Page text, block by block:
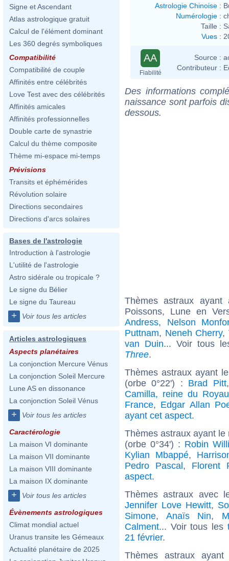
Signe et Ascendant
Atlas astrologique gratuit
Calcul de l'élément dominant
Les 360 degrés symboliques
Compatibilité
Compatibilité de couple
Affinités entre célébrités
Love Test avec des célébrités
Affinités amicales
Affinités professionnelles
Double carte de synastrie
Calcul du thème composite
Thème mi-espace mi-temps
Prévisions
Transits et éphémérides
Révolution solaire
Directions secondaires
Directions d'arcs solaires
Bases de l'astrologie
Introduction à l'astrologie
L'utilité de l'astrologie
Astro sidérale ou tropicale ?
Le signe du Bélier
Le signe du Taureau
+ Voir tous les articles
Articles astrologiques
Aspects planétaires
La conjonction Mercure Vénus
La conjonction Soleil Mercure
Lune AS en dissonance
La conjonction Soleil Vénus
+ Voir tous les articles
Caractérologie
La maison VI dominante
La maison VII dominante
La maison VIII dominante
La maison IX dominante
+ Voir tous les articles
Évènements astrologiques
Climat mondial actuel
Uranus transite les Gémeaux
Actualité planétaire de 2025
Astrologie Chinoise :
Numérologie :
Taille :
Vues :
AA
Fiabilité
Source :
Contributeur :
Des informations
naissance sont parfois
dessous.
Thèmes astraux
Poissons, Lune en
Andress, Nelson
Puttnam, Neneh Cherry,
van Duin... Voir tous
Three.
Thèmes astraux ayant
(orbe 0°22') : Brad Pitt
Camilla, reine du
France, Edgar Allan
ayant cet aspect.
Thèmes astraux ayant
(orbe 0°34') : Robin
Kylian Mbappé,
Pedro Pascal, Florent
aspect.
Thèmes astraux avec
Jennifer Love Hewitt,
Simone, Anaïs Nin,
Calment... Voir tous les
21 février.
Thèmes astraux